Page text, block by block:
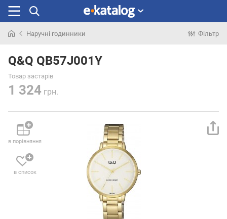
раніше
Наручні годинники Фільтр
Q&Q QB57J001Y
Товар застарів
1 324 грн.
в порівняння
в список